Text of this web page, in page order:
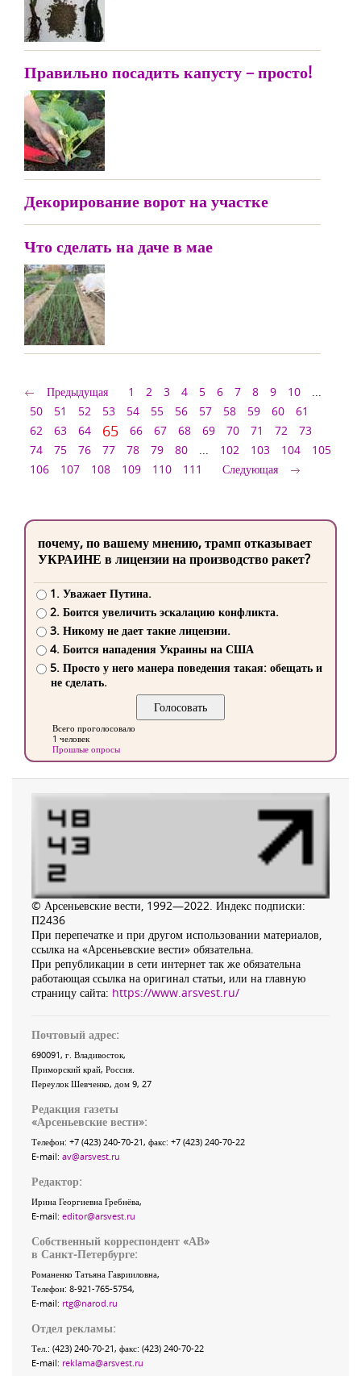
Правильно посадить капусту – просто!
Декорирование ворот на участке
Что сделать на даче в мае
Предыдущая 1 2 3 4 5 6 7 8 9 10
...
50
51 52 53 54 55 56 57 58 59 60
61
62
63 64 65 66 67 68 69 70 71 72
73
74
75 76 77 78 79 80 ... 102 103 104
105
106
107 108 109 110 111 Следующая
почему, по вашему мнению, трамп отказывает
УКРАИНЕ в лицензии на производство ракет?
1. Уважает Путина.
2. Боится увеличить эскалацию конфликта.
3. Никому не дает такие лицензии.
4. Боится нападения Украины на США
5. Просто у него манера поведения такая: обещать и
не сделать.
Всего проголосовало
1 человек
Прошлые опросы
© Арсеньевские вести, 1992—2022. Индекс подписки:
П2436
При перепечатке и при другом использовании материалов,
ссылка на «Арсеньевские вести» обязательна.
При републикации в сети интернет так же обязательна
работающая ссылка на оригинал статьи, или на главную
страницу сайта: https://www.arsvest.ru/
Почтовый адрес:
690091, г. Владивосток,
Приморский край, Россия
Переулок Шевченко, дом 9, 27
Редакция газеты
«Арсеньевские вести»:
Телефон: +7 (423) 240-70-21, факс: +7 (423) 240-70-22
E-mail: av@arsvest.ru
Редактор:
Ирина Георгиевна Гребнёва,
E-mail: editor@arsvest.ru
Собственный корреспондент «АВ»
в Санкт-Петербурге:
Романенко Татьяна Гаврииловна,
Телефон: 8-921-765-5754,
E-mail: rtg@narod.ru
Отдел рекламы:
Тел.: (423) 240-70-21, факс: (423) 240-70-22
E-mail: reklama@arsvest.ru